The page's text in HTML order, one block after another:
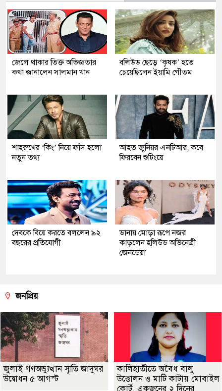
জেলে থাকার তিক্ত অভিজ্ঞতার
কথা জানালেন সালমান খান
বলিউড ছেড়ে ‘কৃষক’ হতে
চেয়েছিলেন ইয়ামি গৌতম
শাহরুখের ‘কিং’ নিয়ে ফাঁস হলো
নতুন তথ্য
আহত জুনিয়র এনটিআর, কবে
ফিরবেন শুটিংয়ে
দেবকে বিয়ে করতে বললেন ৯২
বছরের প্রতিযোগী
ডানায় মোড়া রূপে নজর
কাড়লেন হলিউড অভিনেত্রী
জেনডেয়া
জনপ্রিয়
জুলাই গণঅভ্যুত্থান স্মৃতি জাদুঘর
উদ্বোধন ৫ আগস্ট
কালিহাতীতে অবৈধ বালু
উত্তোলন ও মাটি কাটায় মোবাইল
কোর্ট, একজনের ২ দিনের